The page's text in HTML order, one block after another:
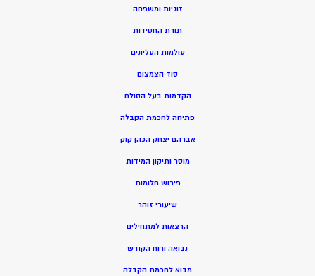
זוגיות ומשפחה
תורת החסידות
עולמות העליונים
סוד הצמצום
הקדמות בעל הסולם
פתיחה לחכמת הקבלה
אברהם יצחק הכהן קוק
מוסר ותיקון המידות
פירוש חלומות
שיעורי זוהר
הרצאות למתחילים
נבואה ורוח הקודש
מבוא לחכמת הקבלה